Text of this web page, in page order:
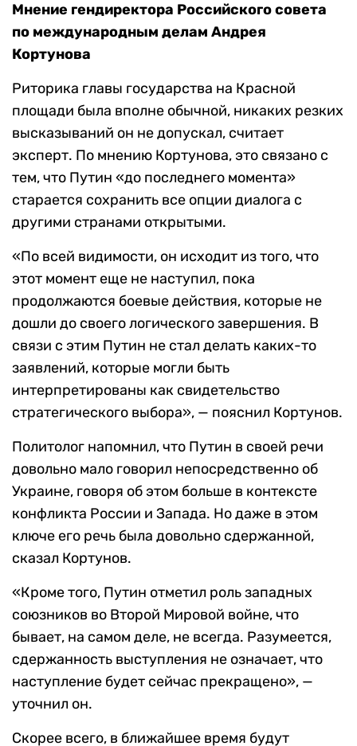
Мнение гендиректора Российского совета
по международным делам Андрея
Кортунова
Риторика главы государства на Красной
площади была вполне обычной, никаких резких
высказываний он не допускал, считает
эксперт. По мнению Кортунова, это связано с
тем, что Путин «до последнего момента»
старается сохранить все опции диалога с
другими странами открытыми.
«По всей видимости, он исходит из того, что
этот момент еще не наступил, пока
продолжаются боевые действия, которые не
дошли до своего логического завершения. В
связи с этим Путин не стал делать каких-то
заявлений, которые могли быть
интерпретированы как свидетельство
стратегического выбора», — пояснил Кортунов.
Политолог напомнил, что Путин в своей речи
довольно мало говорил непосредственно об
Украине, говоря об этом больше в контексте
конфликта России и Запада. Но даже в этом
ключе его речь была довольно сдержанной,
сказал Кортунов.
«Кроме того, Путин отметил роль западных
союзников во Второй Мировой войне, что
бывает, на самом деле, не всегда. Разумеется,
сдержанность выступления не означает, что
наступление будет сейчас прекращено», —
уточнил он.
Скорее всего, в ближайшее время будут